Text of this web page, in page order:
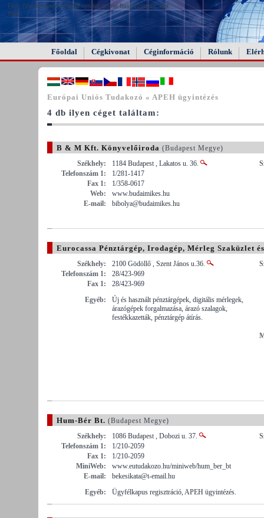
FAIL (the browser should render some flash content, not
this).
Főoldal Cégkivonat Céginformáció Rólunk
Európai Uniós Tudakozó « APEH ügyintézés
4 db ilyen céget találtam:
B & M Kft. Könyvelőiroda (Budapest Megye)
Székhely:
1184 Budapest , Lakatos u. 36.
Telefonszám 1:
1/281-1417
Fax 1:
1/358-0617
Web:
www.budaimikes.hu
E-mail:
bibolya@budaimikes.hu
Eurocassa Pénztárgép, Irodagép, Mérleg Szaküzlet
Székhely:
2100 Gödöllő , Szent János u.36.
Telefonszám 1:
28/423-969
Fax 1:
28/423-969
Egyéb:
Új és használt pénztárgépek, digitális mérlegek,
árazógépek forgalmazása, árazó szalagok,
festékkazetták, pénztárgép átírás.
Hum-Bér Bt. (Budapest Megye)
Székhely:
1086 Budapest , Dobozi u. 37.
Telefonszám 1:
1/210-2059
Fax 1:
1/210-2059
MiniWeb:
www.eutudakozo.hu/miniweb/hum_ber_bt
E-mail:
bekesikata@t-email.hu
Egyéb:
Ügyfélkapus regisztráció, APEH ügyintézés.